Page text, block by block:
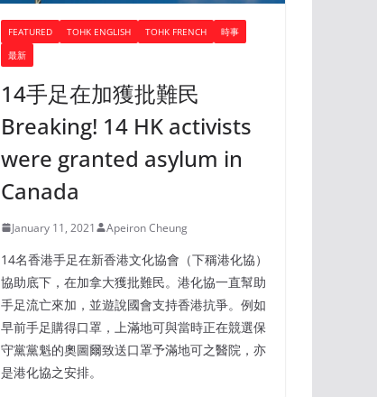
FEATURED TOHK ENGLISH TOHK FRENCH
時事
最新
14手足在加獲批難民
Breaking! 14 HK activists
were granted asylum in
Canada
January 11, 2021 Apeiron Cheung
14名香港手足在新香港文化協會（下稱港化協）
協助底下，在加拿大獲批難民。港化協一直幫助
手足流亡來加，並遊說國會支持香港抗爭。例如
早前手足購得口罩，上滿地可與當時正在競選保
守黨黨魁的奧圖爾致送口罩予滿地可之醫院，亦
是港化協之安排。